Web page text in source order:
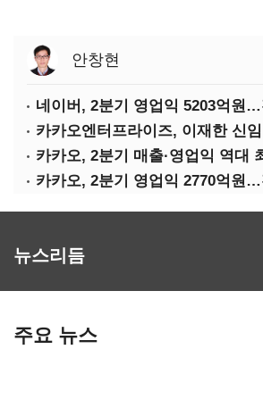
안창현
카카오엔터프라이즈, 이재한 신
뉴스리듬
주요 뉴스